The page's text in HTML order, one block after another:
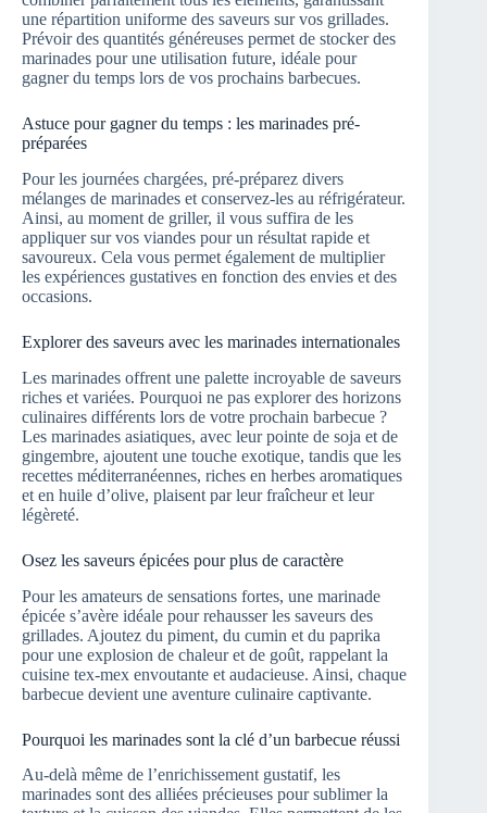
une répartition uniforme des saveurs sur vos grillades.
Prévoir des quantités généreuses permet de stocker des
marinades pour une utilisation future, idéale pour
gagner du temps lors de vos prochains barbecues.
Astuce pour gagner du temps : les marinades pré-
préparées
Pour les journées chargées, pré-préparez divers
mélanges de marinades et conservez-les au réfrigérateur.
Ainsi, au moment de griller, il vous suffira de les
appliquer sur vos viandes pour un résultat rapide et
savoureux. Cela vous permet également de multiplier
les expériences gustatives en fonction des envies et des
occasions.
Explorer des saveurs avec les marinades internationales
Les marinades offrent une palette incroyable de saveurs
riches et variées. Pourquoi ne pas explorer des horizons
culinaires différents lors de votre prochain barbecue ?
Les marinades asiatiques, avec leur pointe de soja et de
gingembre, ajoutent une touche exotique, tandis que les
recettes méditerranéennes, riches en herbes aromatiques
et en huile d’olive, plaisent par leur fraîcheur et leur
légèreté.
Osez les saveurs épicées pour plus de caractère
Pour les amateurs de sensations fortes, une marinade
épicée s’avère idéale pour rehausser les saveurs des
grillades. Ajoutez du piment, du cumin et du paprika
pour une explosion de chaleur et de goût, rappelant la
cuisine tex-mex envoutante et audacieuse. Ainsi, chaque
barbecue devient une aventure culinaire captivante.
Pourquoi les marinades sont la clé d’un barbecue réussi
Au-delà même de l’enrichissement gustatif, les
marinades sont des alliées précieuses pour sublimer la